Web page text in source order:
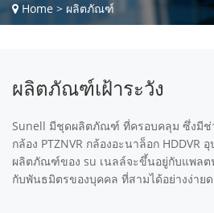
Home > ผลิตภัณฑ์
ผลิตภัณฑ์เฝ้าระวัง
Sunell มีชุดผลิตภัณฑ์ ที่ครอบคลุม ซึ่งมีช่
กล้อง PTZNVR กล้องอะนาล็อก HDDVR
ผลิตภัณฑ์ของ su เนลล์จะขึ้นอยู่กับแพลต
กับพันธมิตรของบุคคล ที่สามได้อย่างง่าย